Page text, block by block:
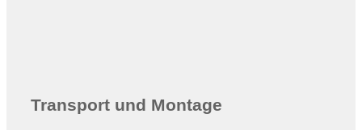
Transport und Montage